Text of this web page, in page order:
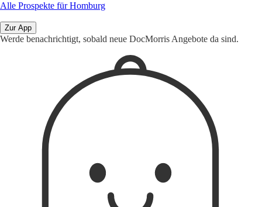
Alle Prospekte für Homburg
Zur App
Werde benachrichtigt, sobald neue DocMorris Angebote da sind.